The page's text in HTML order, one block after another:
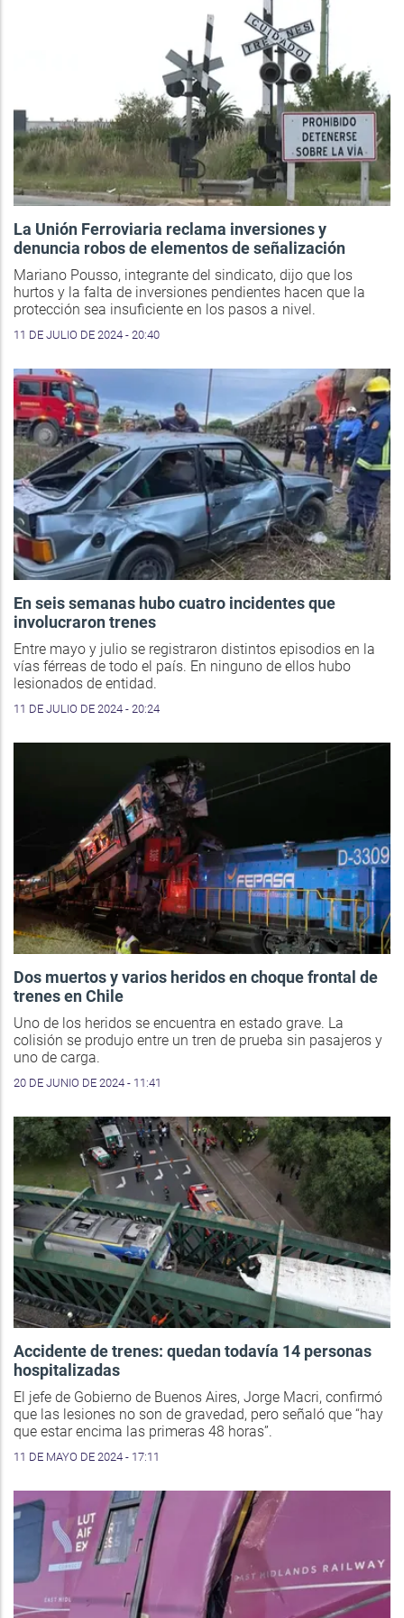
La Unión Ferroviaria reclama inversiones y
denuncia robos de elementos de señalización
Mariano Pousso, integrante del sindicato, dijo que los
hurtos y la falta de inversiones pendientes hacen que la
protección sea insuficiente en los pasos a nivel.
11 DE JULIO DE 2024 - 20:40
En seis semanas hubo cuatro incidentes que
involucraron trenes
Entre mayo y julio se registraron distintos episodios en la
vías férreas de todo el país. En ninguno de ellos hubo
lesionados de entidad.
11 DE JULIO DE 2024 - 20:24
Dos muertos y varios heridos en choque frontal de
trenes en Chile
Uno de los heridos se encuentra en estado grave. La
colisión se produjo entre un tren de prueba sin pasajeros y
uno de carga.
20 DE JUNIO DE 2024 - 11:41
Accidente de trenes: quedan todavía 14 personas
hospitalizadas
El jefe de Gobierno de Buenos Aires, Jorge Macri, confirmó
que las lesiones no son de gravedad, pero señaló que “hay
que estar encima las primeras 48 horas”.
11 DE MAYO DE 2024 - 17:11